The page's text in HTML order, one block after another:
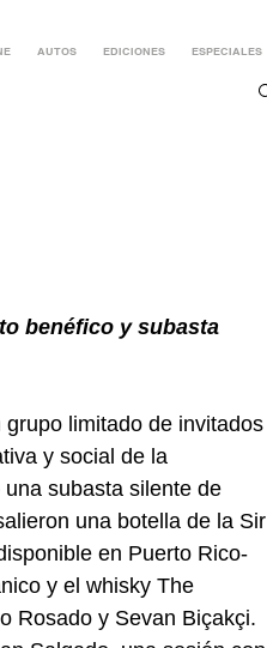
AUTOS EDICIONES ESPECIALES
benéfico y subasta
limitado de invitados
y social de la
subasta silente de
una botella de la Sir
en Puerto Rico-
y el whisky The
Rosado y Sevan Biçakçi.